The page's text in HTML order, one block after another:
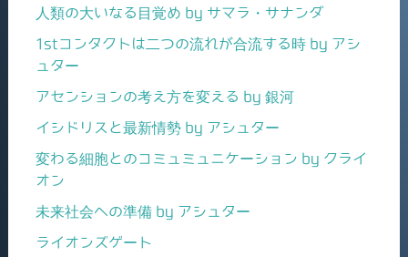
人類の大いなる目覚め by サマラ・サナンダ
1stコンタクトは二つの流れが合流する時 by アシ
ュター
アセンションの考え方を変える by 銀河
イシドリスと最新情勢 by アシュター
変わる細胞とのコミュミュニケーション by クライ
オン
未来社会への準備 by アシュター
ライオンズゲート